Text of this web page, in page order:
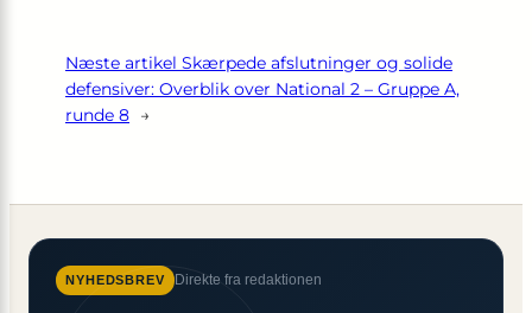
Næste artikel Skærpede afslutninger og solide
defensiver: Overblik over National 2 – Gruppe A,
runde 8 →
NYHEDSBREV Direkte fra redaktionen